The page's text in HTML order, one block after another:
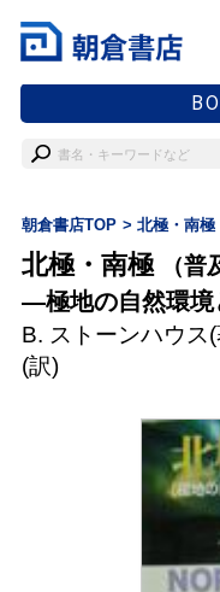
朝倉書店TOP 北極・南極
北極・南極 （普
―極地の自然環
B. ストーンハウス
(訳)